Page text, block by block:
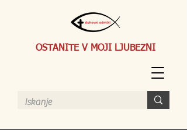
OSTANITE V MOJI LJUBEZNI